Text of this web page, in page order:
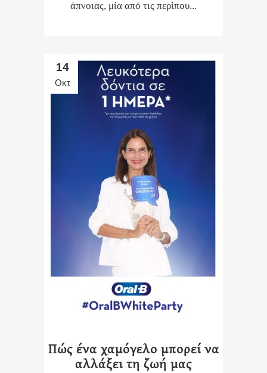
άπνοιας, μία από τις περίπου...
14
Οκτ
Πώς ένα χαμόγελο μπορεί να
αλλάξει τη ζωή μας